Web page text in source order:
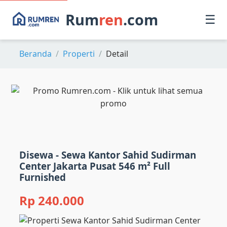
Rumren.com ☰
Beranda Properti Detail
Disewa - Sewa Kantor Sahid Sudirman
Center Jakarta Pusat 546 m² Full
Furnished
Rp 240.000